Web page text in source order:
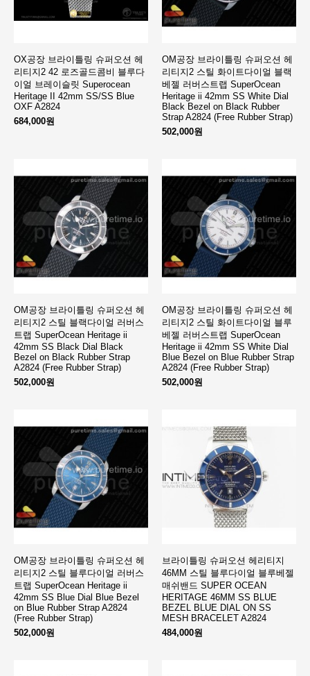
OX공장 브라이틀링 슈퍼오션 헤
리티지2 42 로즈골드콤비 블루다
이얼 브레이슬릿 Superocean
Heritage II 42mm SS/SS Blue
OXF A2824
684,000원
OM공장 브라이틀링 슈퍼오션 헤
리티지2 스틸 화이트다이얼 블랙
베젤 러버스트랩 SuperOcean
Heritage ii 42mm SS White Dial
Black Bezel on Black Rubber
Strap A2824 (Free Rubber Strap)
502,000원
OM공장 브라이틀링 슈퍼오션 헤
리티지2 스틸 블랙다이얼 러버스
트랩 SuperOcean Heritage ii
42mm SS Black Dial Black
Bezel on Black Rubber Strap
A2824 (Free Rubber Strap)
502,000원
OM공장 브라이틀링 슈퍼오션 헤
리티지2 스틸 화이트다이얼 블루
베젤 러버스트랩 SuperOcean
Heritage ii 42mm SS White Dial
Blue Bezel on Blue Rubber Strap
A2824 (Free Rubber Strap)
502,000원
OM공장 브라이틀링 슈퍼오션 헤
리티지2 스틸 블루다이얼 러버스
트랩 SuperOcean Heritage ii
42mm SS Blue Dial Blue Bezel
on Blue Rubber Strap A2824
(Free Rubber Strap)
502,000원
브라이틀링 슈퍼오션 헤리티지
46MM 스틸 블루다이얼 블루베젤
매쉬밴드 SUPER OCEAN
HERITAGE 46MM SS BLUE
BEZEL BLUE DIAL ON SS
MESH BRACELET A2824
484,000원